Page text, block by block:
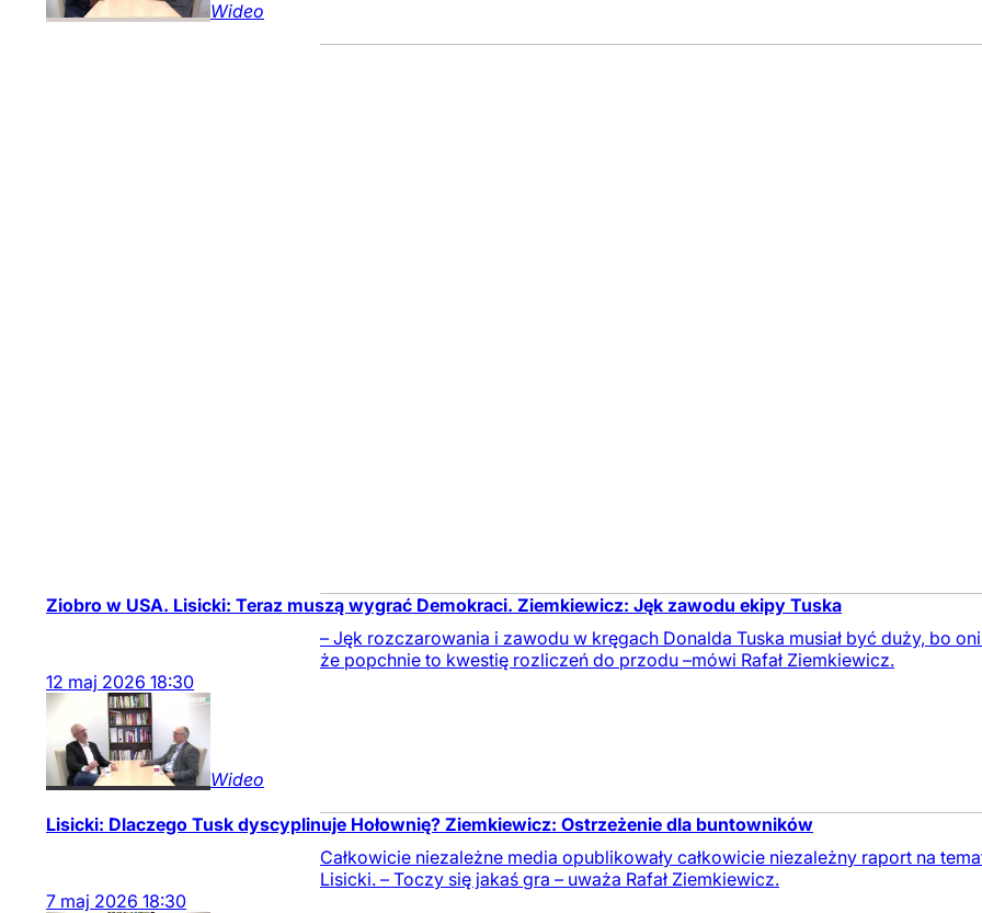
Wideo
Ziobro w USA. Lisicki: Teraz muszą wygrać Demokraci. Ziemkiewicz: Jęk zawodu ekipy Tuska
– Jęk rozczarowania i zawodu w kręgach Donalda Tuska musiał być duży, bo
że popchnie to kwestię rozliczeń do przodu –mówi Rafał Ziemkiewicz.
12 maj 2026 18:30
Wideo
Lisicki: Dlaczego Tusk dyscyplinuje Hołownię? Ziemkiewicz: Ostrzeżenie dla buntowników
Całkowicie niezależne media opublikowały całkowicie niezależny raport na
Lisicki. – Toczy się jakaś gra – uważa Rafał Ziemkiewicz.
7 maj 2026 18:30